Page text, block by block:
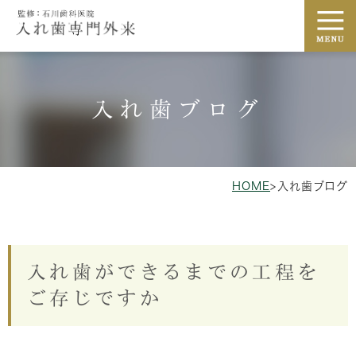
入れ歯ブログ
HOME> 入れ歯ブログ
入れ歯ができるまでの工程を
ご存じですか